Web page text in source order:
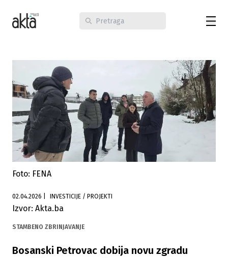
Foto: FENA
02.04.2026 INVESTICIJE / PROJEKTI
Izvor: Akta.ba
STAMBENO ZBRINJAVANJE
Bosanski Petrovac dobija novu zgradu